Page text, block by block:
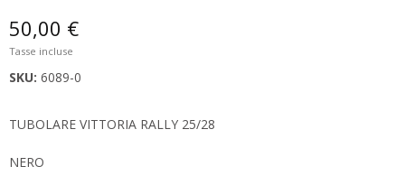
50,00 €
Tasse incluse
SKU: 6089-0
TUBOLARE VITTORIA RALLY 25/28
NERO